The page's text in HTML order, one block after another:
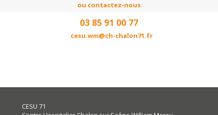
ou contactez-nous
03 85 91 00 77
cesu.wm@ch-chalon71.fr
CESU 71